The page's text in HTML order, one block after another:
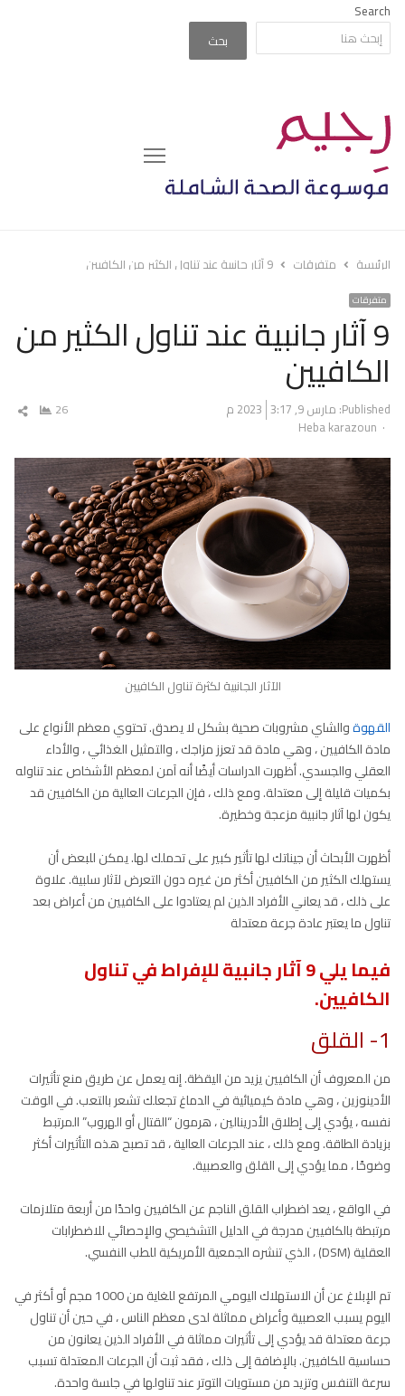
Search
بحث
Menu
الرئيسة متفرقات 9 آثار جانبية عند تناول الكثير من الكافيين
متفرقات
9 آثار جانبية عند تناول الكثير من
الكافيين
Published: مارس 9, 2023 3:17 م
Author
Heba karazoun
26
الآثار الجانبية لكثرة تناول الكافيين
القهوةوالشاي مشروبات صحية بشكل لا يصدق. تحتوي معظم الأنواع على
مادة الكافيين ، وهي مادة قد تعزز مزاجك ، والتمثيل الغذائي ، والأداء
العقلي والجسدي. أظهرت الدراسات أيضًا أنه آمن لمعظم الأشخاص عند تناوله
بكميات قليلة إلى معتدلة. ومع ذلك ، فإن الجرعات العالية من الكافيين قد
يكون لها آثار جانبية مزعجة وخطيرة.
أظهرت الأبحاث أن جيناتك لها تأثير كبير على تحملك لها. يمكن للبعض أن
يستهلك الكثير من الكافيين أكثر من غيره دون التعرض لآثار سلبية. علاوة
على ذلك ، قد يعاني الأفراد الذين لم يعتادوا على الكافيين من أعراض بعد
تناول ما يعتبر عادة جرعة معتدلة
فيما يلي 9 آثار جانبية للإفراط في تناول
الكافيين.
1- القلق
من المعروف أن الكافيين يزيد من اليقظة. إنه يعمل عن طريق منع تأثيرات
الأدينوزين ، وهي مادة كيميائية في الدماغ تجعلك تشعر بالتعب. في الوقت
نفسه ، يؤدي إلى إطلاق الأدرينالين ، هرمون “القتال أو الهروب” المرتبط
بزيادة الطاقة. ومع ذلك ، عند الجرعات العالية ، قد تصبح هذه التأثيرات أكثر
وضوحًا ، مما يؤدي إلى القلق والعصبية.
في الواقع ، يعد اضطراب القلق الناجم عن الكافيين واحدًا من أربعة متلازمات
مرتبطة بالكافيين مدرجة في الدليل التشخيصي والإحصائي للاضطرابات
العقلية (DSM) ، الذي تنشره الجمعية الأمريكية للطب النفسي.
تم الإبلاغ عن أن الاستهلاك اليومي المرتفع للغاية من 1000 مجم أو أكثر في
اليوم يسبب العصبية وأعراض مماثلة لدى معظم الناس ، في حين أن تناول
جرعة معتدلة قد يؤدي إلى تأثيرات مماثلة في الأفراد الذين يعانون من
حساسية للكافيين. بالإضافة إلى ذلك ، فقد ثبت أن الجرعات المعتدلة تسبب
سرعة التنفس وتزيد من مستويات التوتر عند تناولها في جلسة واحدة.